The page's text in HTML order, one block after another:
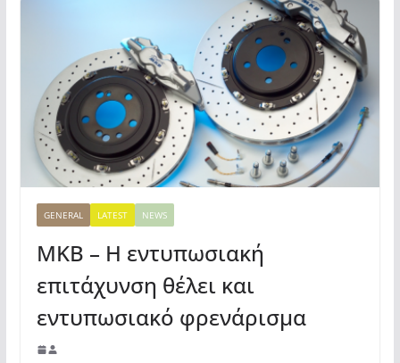
GENERAL LATEST NEWS
MKB – Η εντυπωσιακή
επιτάχυνση θέλει και
εντυπωσιακό φρενάρισμα